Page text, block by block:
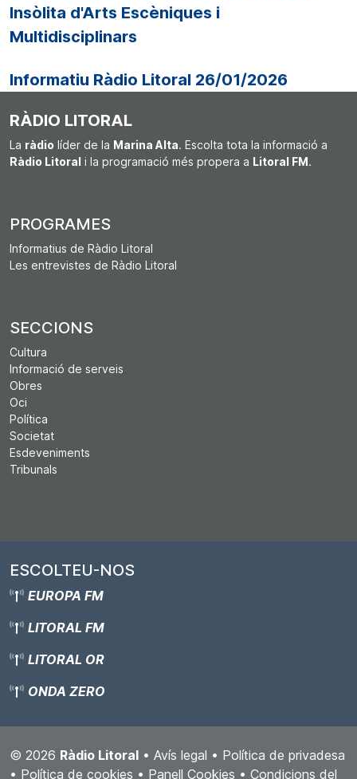
Insòlita d'Arts Escèniques i
Multidisciplinars
Informatiu Ràdio Litoral 26/01/2026
RÀDIO LITORAL
La ràdio líder de la Marina Alta. Escolta tota la informació a
Ràdio Litoral i la programació més propera a Litoral FM.
PROGRAMES
Informatius de Ràdio Litoral
Les entrevistes de Ràdio Litoral
SECCIONS
Cultura
Informació de serveis
Obres
Oci
Política
Societat
Esdeveniments
Tribunals
ESCOLTEU-NOS
EUROPA FM
LITORAL FM
LITORAL OR
ONDA ZERO
© 2026 Ràdio Litoral • Avís legal • Política de privadesa
• Política de cookies • Panell Cookies • Condicions del